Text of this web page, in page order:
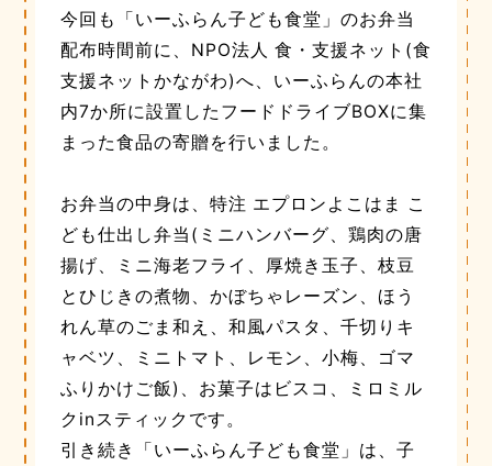
今回も「いーふらん子ども食堂」のお弁当
配布時間前に、NPO法人 食・支援ネット(食
支援ネットかながわ)へ、いーふらんの本社
内7か所に設置したフードドライブBOXに集
まった食品の寄贈を行いました。
お弁当の中身は、特注 エプロンよこはま こ
ども仕出し弁当(ミニハンバーグ、鶏肉の唐
揚げ、ミニ海老フライ、厚焼き玉子、枝豆
とひじきの煮物、かぼちゃレーズン、ほう
れん草のごま和え、和風パスタ、千切りキ
ャベツ、ミニトマト、レモン、小梅、ゴマ
ふりかけご飯)、お菓子はビスコ、ミロミル
クinスティックです。
引き続き「いーふらん子ども食堂」は、子